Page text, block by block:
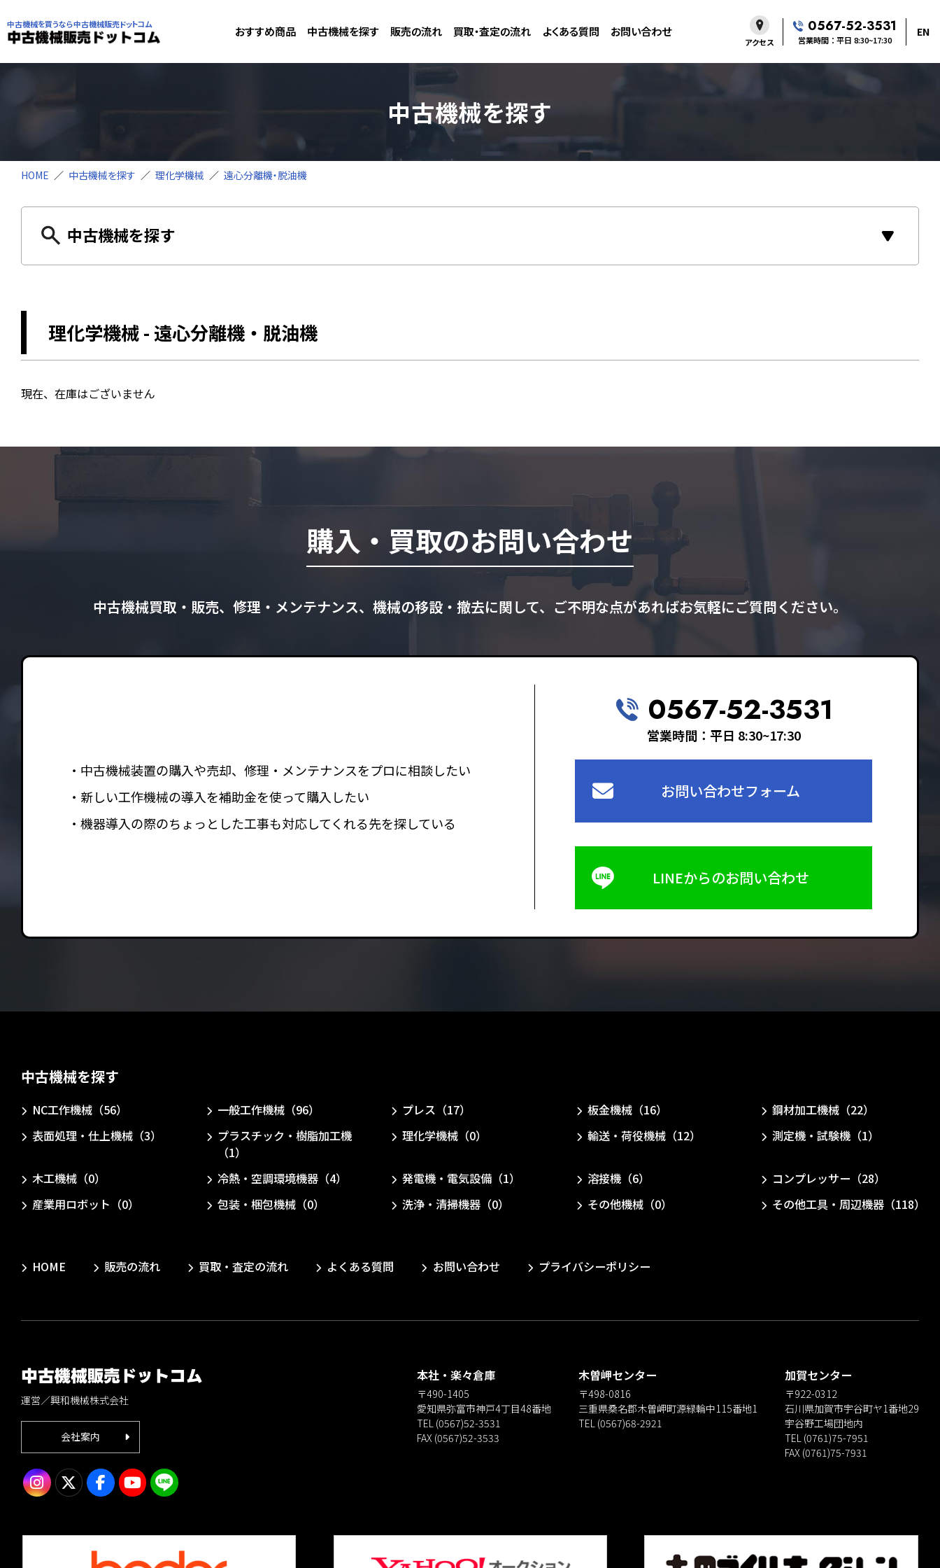
中古機械を買うなら中古機械販売ドットコム おすすめ商品 中古機械を探す 販売の流れ 買取・査定の流れ よくある質問 お問い合わせ
アクセス
0567-52-3531
営業時間：平日 8:30~17:30
EN
中古機械を探す
HOME 中古機械を探す 理化学機械 遠心分離機・脱油機
中古機械を探す
理化学機械- 遠心分離機・脱油機
現在、在庫はございません
購入・買取のお問い合わせ
中古機械買取・販売、修理・メンテナンス、機械の移設・撤去に関して、ご不明な点があればお気軽にご質問ください。
中古機械装置の購入や売却、修理・メンテナンスをプロに相談したい
新しい工作機械の導入を補助金を使って購入したい
機器導入の際のちょっとした工事も対応してくれる先を探している
0567-52-3531
営業時間：平日 8:30~17:30
お問い合わせフォーム
LINEからのお問い合わせ
中古機械を探す
NC工作機械（56） 一般工作機械（96） プレス（17） 板金機械（16）
鋼材加工機械（22）
表面処理・仕上機械（3）
プラスチック・樹脂加工機
（1）
理化学機械（0） 輸送・荷役機械（12） 測定機・試験機（1）
木工機械（0） 冷熱・空調環境機器（4） 発電機・電気設備（1） 溶接機（6）
コンプレッサー（28）
産業用ロボット（0）
包装・梱包機械（0） 洗浄・清掃機器（0） その他機械（0） その他工具・周辺機器（118）
HOME 販売の流れ 買取・査定の流れ よくある質問 お問い合わせ プライバシーポリシー
運営／興和機械株式会社
会社案内
本社・楽々倉庫
〒490-1405
愛知県弥富市神戸4丁目48番地
TEL (0567)52-3531
FAX (0567)52-3533
木曽岬センター
〒498-0816
三重県桑名郡木曽岬町源緑輪中115番地1
TEL (0567)68-2921
加賀センター
〒922-0312
石川県加賀市宇谷町ヤ1番地29
宇谷野工場団地内
TEL (0761)75-7951
FAX (0761)75-7931